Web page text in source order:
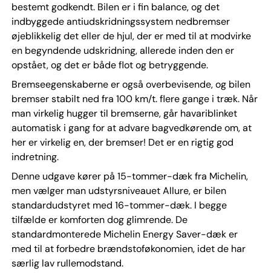
bestemt godkendt. Bilen er i fin balance, og det
indbyggede antiudskridningssystem nedbremser
øjeblikkelig det eller de hjul, der er med til at modvirke
en begyndende udskridning, allerede inden den er
opstået, og det er både flot og betryggende.
Bremseegenskaberne er også overbevisende, og bilen
bremser stabilt ned fra 100 km/t. flere gange i træk. Når
man virkelig hugger til bremserne, går havariblinket
automatisk i gang for at advare bagvedkørende om, at
her er virkelig en, der bremser! Det er en rigtig god
indretning.
Denne udgave kører på 15-tommer-dæk fra Michelin,
men vælger man udstyrsniveauet Allure, er bilen
standardudstyret med 16-tommer-dæk. I begge
tilfælde er komforten dog glimrende. De
standardmonterede Michelin Energy Saver-dæk er
med til at forbedre brændstoføkonomien, idet de har
særlig lav rullemodstand.